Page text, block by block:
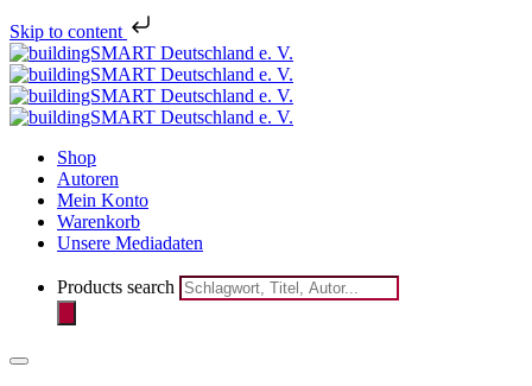
Skip to content
Shop
Autoren
Mein Konto
Warenkorb
Unsere Mediadaten
Products search
Melden Sie sich jetzt für den Newsletter des bSD
Verlags an!